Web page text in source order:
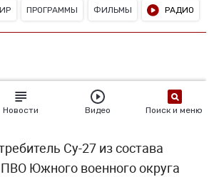
Су-27 из состава
Южного военного округа